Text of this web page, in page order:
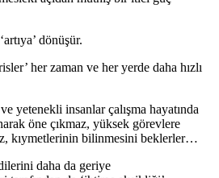
dönüşür.
her zaman ve her yerde daha hızlı
yetenekli insanlar çalışma hayatında
öne çıkmaz, yüksek görevlere
kıymetlerinin bilinmesini beklerler…
daha da geriye